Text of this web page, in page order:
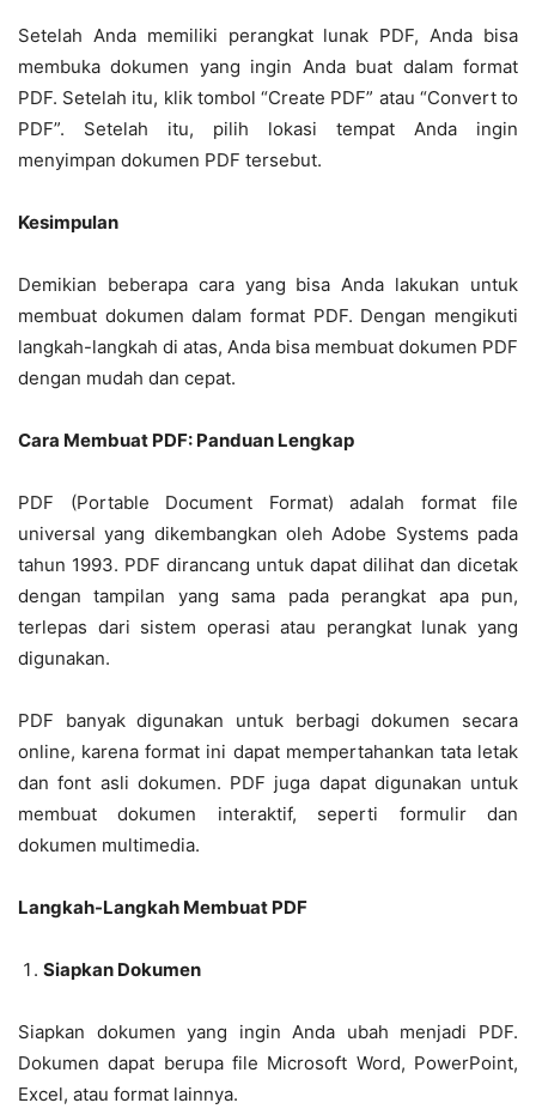
Setelah Anda memiliki perangkat lunak PDF, Anda bisa
membuka dokumen yang ingin Anda buat dalam format
PDF. Setelah itu, klik tombol “Create PDF” atau “Convert to
PDF”. Setelah itu, pilih lokasi tempat Anda ingin
menyimpan dokumen PDF tersebut.
Kesimpulan
Demikian beberapa cara yang bisa Anda lakukan untuk
membuat dokumen dalam format PDF. Dengan mengikuti
langkah-langkah di atas, Anda bisa membuat dokumen PDF
dengan mudah dan cepat.
Cara Membuat PDF: Panduan Lengkap
PDF (Portable Document Format) adalah format file
universal yang dikembangkan oleh Adobe Systems pada
tahun 1993. PDF dirancang untuk dapat dilihat dan dicetak
dengan tampilan yang sama pada perangkat apa pun,
terlepas dari sistem operasi atau perangkat lunak yang
digunakan.
PDF banyak digunakan untuk berbagi dokumen secara
online, karena format ini dapat mempertahankan tata letak
dan font asli dokumen. PDF juga dapat digunakan untuk
membuat dokumen interaktif, seperti formulir dan
dokumen multimedia.
Langkah-Langkah Membuat PDF
Siapkan Dokumen
Siapkan dokumen yang ingin Anda ubah menjadi PDF.
Dokumen dapat berupa file Microsoft Word, PowerPoint,
Excel, atau format lainnya.